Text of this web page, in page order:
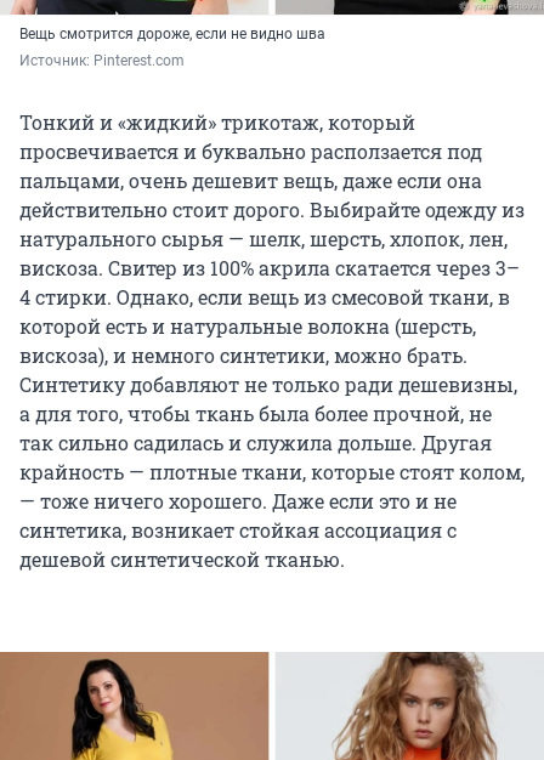
Вещь смотрится дороже, если не видно шва
Источник: Pinterest.com
Тонкий и «жидкий» трикотаж, который
просвечивается и буквально расползается под
пальцами, очень дешевит вещь, даже если она
действительно стоит дорого. Выбирайте одежду из
натурального сырья — шелк, шерсть, хлопок, лен,
вискоза. Свитер из 100% акрила скатается через 3–
4 стирки. Однако, если вещь из смесовой ткани, в
которой есть и натуральные волокна (шерсть,
вискоза), и немного синтетики, можно брать.
Синтетику добавляют не только ради дешевизны,
а для того, чтобы ткань была более прочной, не
так сильно садилась и служила дольше. Другая
крайность — плотные ткани, которые стоят колом,
— тоже ничего хорошего. Даже если это и не
синтетика, возникает стойкая ассоциация с
дешевой синтетической тканью.